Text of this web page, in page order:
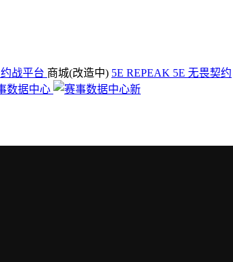
约战平台 商城(改造中) 5E REPEAK 5E 无畏契约